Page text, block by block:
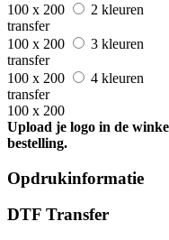
100 x 200
2 kleuren
transfer
100 x 200
3 kleuren
transfer
100 x 200
4 kleuren
transfer
100 x 200
Upload je logo in de
bestelling.
Opdrukinformatie
DTF Transfer